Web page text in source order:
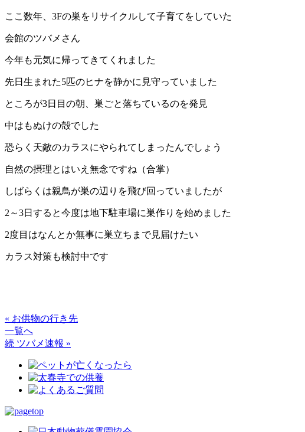
ここ数年、3Fの巣をリサイクルして子育てをしていた
会館のツバメさん
今年も元気に帰ってきてくれました
先日生まれた5匹のヒナを静かに見守っていました
ところが3日目の朝、巣ごと落ちているのを発見
中はもぬけの殻でした
恐らく天敵のカラスにやられてしまったんでしょう
自然の摂理とはいえ無念ですね（合掌）
しばらくは親鳥が巣の辺りを飛び回っていましたが
2～3日すると今度は地下駐車場に巣作りを始めました
2度目はなんとか無事に巣立ちまで見届けたい
カラス対策も検討中です
« お供物の行き先
一覧へ
続 ツバメ速報 »